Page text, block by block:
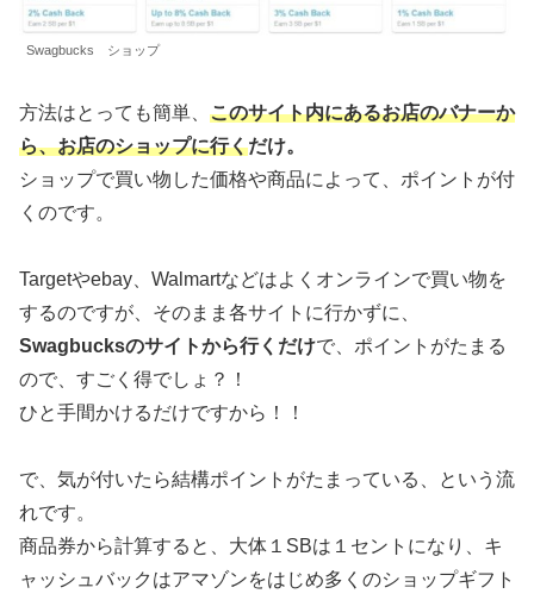
Swagbucks ショップ
方法はとっても簡単、 このサイト内にあるお店のバナーか
ら、お店のショップに行くだけ。
ショップで買い物した価格や商品によって、ポイントが付
くのです。
Targetやebay、Walmartなどはよくオンラインで買い物を
するのですが、そのまま各サイトに行かずに、
Swagbucksのサイトから行くだけで、ポイントがたまる
ので、すごく得でしょ？！
ひと手間かけるだけですから！！
で、気が付いたら結構ポイントがたまっている、という流
れです。
商品券から計算すると、大体１SBは１セントになり、キ
ャッシュバックはアマゾンをはじめ多くのショップギフト